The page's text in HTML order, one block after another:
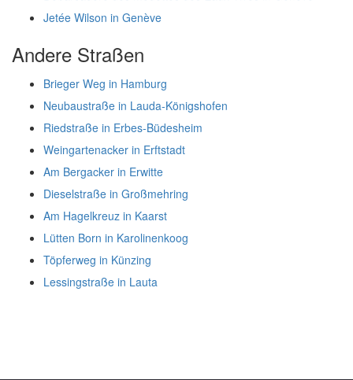
Jetée Wilson in Genève
Andere Straßen
Brieger Weg in Hamburg
Neubaustraße in Lauda-Königshofen
Riedstraße in Erbes-Büdesheim
Weingartenacker in Erftstadt
Am Bergacker in Erwitte
Dieselstraße in Großmehring
Am Hagelkreuz in Kaarst
Lütten Born in Karolinenkoog
Töpferweg in Künzing
Lessingstraße in Lauta